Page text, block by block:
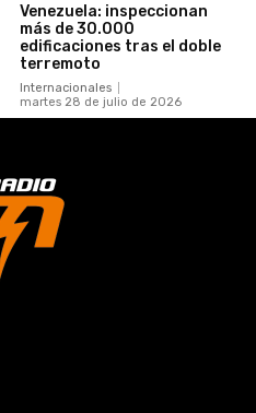
Venezuela: inspeccionan
más de 30.000
edificaciones tras el doble
terremoto
Internacionales
martes 28 de julio de 2026